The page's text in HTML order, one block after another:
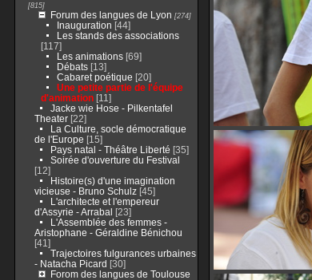
[815]
Forum des langues de Lyon [274]
Inauguration [44]
Les stands des associations
[117]
Les animations[69]
Débats[13]
Cabaret poétique [20]
Une petite partie de l'équipe
d'animation[11]
Jacke wie Hose - Pilkentafel
Theater[22]
La Culture, socle démocratique
de l'Europe [15]
Pays natal - Théâtre Liberté [35]
Soirée d'ouverture du Festival
[12]
Histoire(s) d'une imagination
vicieuse - Bruno Schulz[45]
L'architecte et l'empereur
d'Assyrie - Arrabal [23]
L'Assemblée des femmes -
Aristophane - Géraldine Bénichou
[41]
Trajectoires fulgurances urbaines
- Natacha Picard [30]
Forom des langues de Toulouse